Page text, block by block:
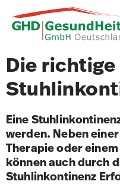
Die
Eine
werden. Neben
Therapie oder
können auch durch
Stuhlinkontinenz